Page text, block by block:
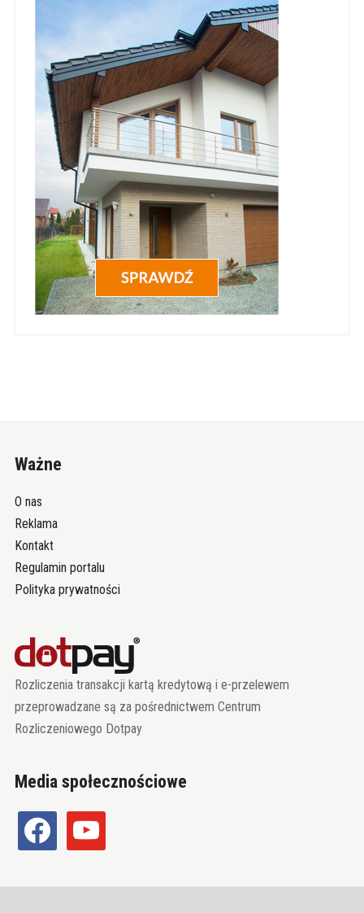
Ważne
O nas
Reklama
Kontakt
Regulamin portalu
Polityka prywatności
Rozliczenia transakcji kartą kredytową i e-przelewem
przeprowadzane są za pośrednictwem Centrum
Rozliczeniowego Dotpay
Media społecznościowe
facebook youtube